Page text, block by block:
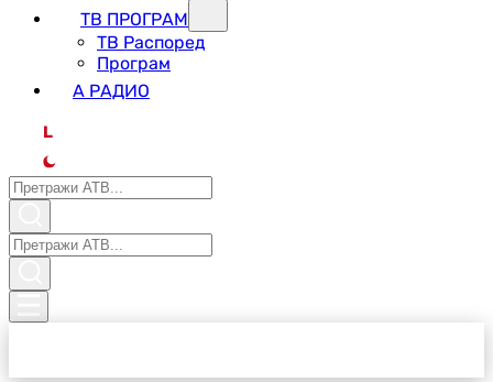
ТВ ПРОГРАМ
ТВ Распоред
Програм
А РАДИО
L